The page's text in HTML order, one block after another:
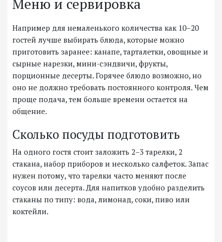
Меню и сервировка
Например для немаленького количества как 10–20
гостей лучше выбирать блюда, которые можно
приготовить заранее: канапе, тарталетки, овощные и
сырные нарезки, мини-сэндвичи, фрукты,
порционные десерты. Горячее блюдо возможно, но
оно не должно требовать постоянного контроля. Чем
проще подача, тем больше времени остается на
общение.
Сколько посуды подготовить
На одного гостя стоит заложить 2–3 тарелки, 2
стакана, набор приборов и несколько салфеток. Запас
нужен потому, что тарелки часто меняют после
соусов или десерта. Для напитков удобно разделить
стаканы по типу: вода, лимонад, соки, пиво или
коктейли.